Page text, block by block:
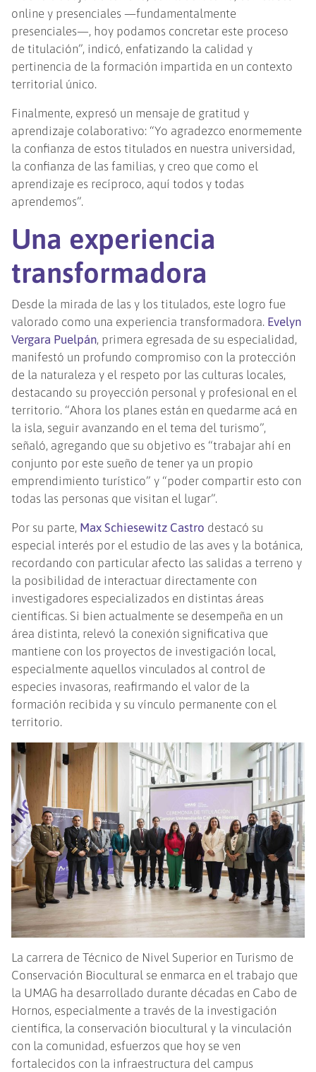
online y presenciales —fundamentalmente
presenciales—, hoy podamos concretar este proceso
de titulación”, indicó, enfatizando la calidad y
pertinencia de la formación impartida en un contexto
territorial único.
Finalmente, expresó un mensaje de gratitud y
aprendizaje colaborativo: “Yo agradezco enormemente
la confianza de estos titulados en nuestra universidad,
la confianza de las familias, y creo que como el
aprendizaje es recíproco, aquí todos y todas
aprendemos”.
Una experiencia
transformadora
Desde la mirada de las y los titulados, este logro fue
valorado como una experiencia transformadora. Evelyn
Vergara Puelpán, primera egresada de su especialidad,
manifestó un profundo compromiso con la protección
de la naturaleza y el respeto por las culturas locales,
destacando su proyección personal y profesional en el
territorio. “Ahora los planes están en quedarme acá en
la isla, seguir avanzando en el tema del turismo”,
señaló, agregando que su objetivo es “trabajar ahí en
conjunto por este sueño de tener ya un propio
emprendimiento turístico” y “poder compartir esto con
todas las personas que visitan el lugar”.
Por su parte, Max Schiesewitz Castro destacó su
especial interés por el estudio de las aves y la botánica,
recordando con particular afecto las salidas a terreno y
la posibilidad de interactuar directamente con
investigadores especializados en distintas áreas
científicas. Si bien actualmente se desempeña en un
área distinta, relevó la conexión significativa que
mantiene con los proyectos de investigación local,
especialmente aquellos vinculados al control de
especies invasoras, reafirmando el valor de la
formación recibida y su vínculo permanente con el
territorio.
La carrera de Técnico de Nivel Superior en Turismo de
Conservación Biocultural se enmarca en el trabajo que
la UMAG ha desarrollado durante décadas en Cabo de
Hornos, especialmente a través de la investigación
científica, la conservación biocultural y la vinculación
con la comunidad, esfuerzos que hoy se ven
fortalecidos con la infraestructura del campus